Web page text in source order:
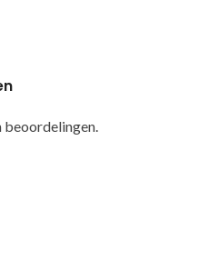
beoordelingen.